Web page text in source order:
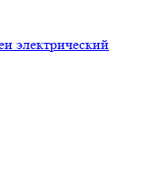
электрический